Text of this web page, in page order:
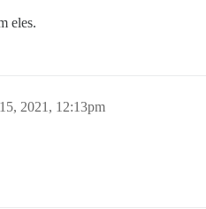
eles.
2021, 12:13pm